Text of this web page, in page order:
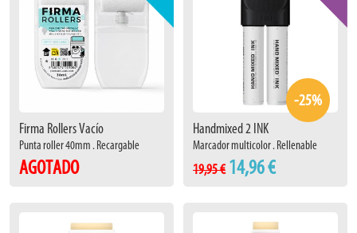
Firma Rollers Vacío
Punta roller 40mm . Recargable
AGOTADO
-25%
Handmixed 2 INK
Marcador multicolor . Rellenable
19,95 € 14,96 €